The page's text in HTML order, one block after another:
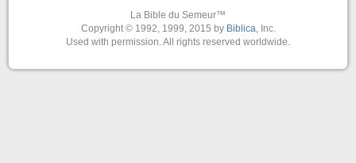
La Bible du Semeur™
Copyright © 1992, 1999, 2015 by Biblica, Inc.
Used with permission. All rights reserved worldwide.